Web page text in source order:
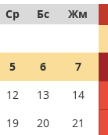
Ср Бс Жм
5 6 7
12 13 14
19 20 21